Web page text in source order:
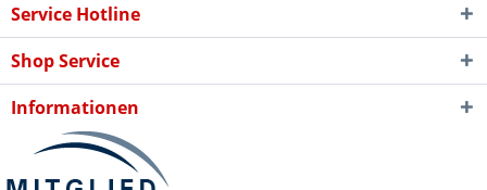
Service Hotline
Shop Service
Informationen